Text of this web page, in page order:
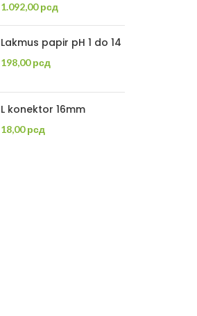
1.092,00рсд
Lakmus papir pH 1 do 14
198,00рсд
L konektor 16mm
18,00рсд